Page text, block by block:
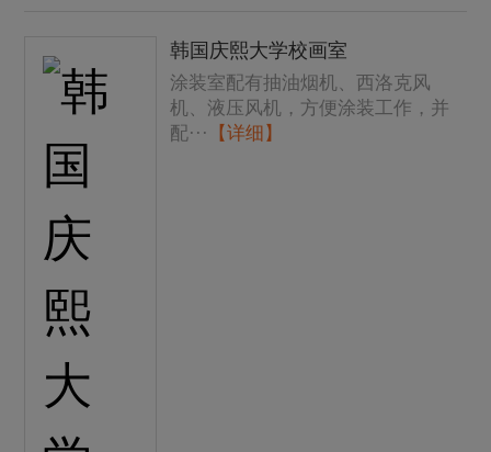
韩国庆熙大学校画室
涂装室配有抽油烟机、西洛克风
机、液压风机，方便涂装工作，并
配···
【详细】